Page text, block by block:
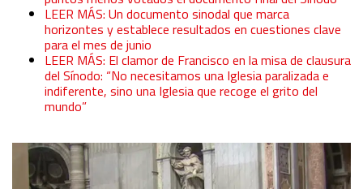
LEER MÁS: Un documento sinodal que marca
horizontes y establece resultados en cuestiones clave
para el mes de junio
LEER MÁS: El clamor de Francisco en la misa de clausura
del Sínodo: “No necesitamos una Iglesia paralizada e
indiferente, sino una Iglesia que recoge el grito del
mundo”